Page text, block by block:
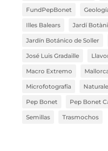
FundPepBonet
Illes Balears Jardí
Jardín Botánico de Soller
José Luis Gradaille
Macro Extremo
Microfotografía
Pep Bonet Pep Bonet
Semillas Trasmochos